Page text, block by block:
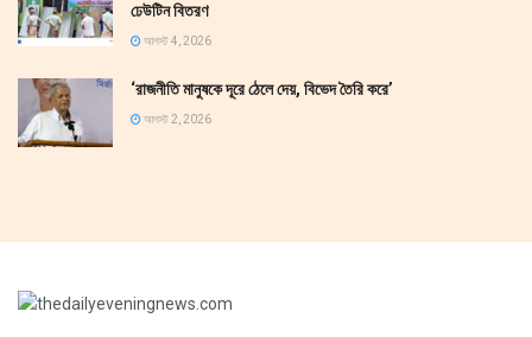
ঢেউটিন বিতরণ
আগস্ট 4, 2026
‘রাজনীতি মানুষকে দূরে ঠেলে দেয়, বিভেদ তৈরি করে’
আগস্ট 2, 2026